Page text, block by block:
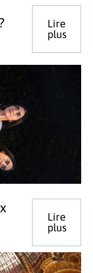
Lire
plus
Lire
plus